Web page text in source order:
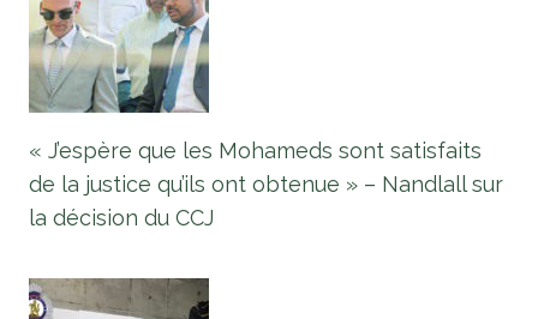
« J’espère que les Mohameds sont satisfaits
de la justice qu’ils ont obtenue » – Nandlall sur
la décision du CCJ